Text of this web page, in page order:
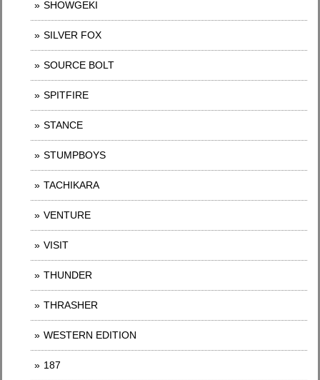
SHOWGEKI
SILVER FOX
SOURCE BOLT
SPITFIRE
STANCE
STUMPBOYS
TACHIKARA
VENTURE
VISIT
THUNDER
THRASHER
WESTERN EDITION
187